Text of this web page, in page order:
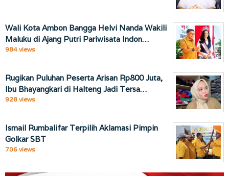
Wali Kota Ambon Bangga Helvi Nanda Wakili
Maluku di Ajang Putri Pariwisata Indon…
984 views
Rugikan Puluhan Peserta Arisan Rp800 Juta,
Ibu Bhayangkari di Halteng Jadi Tersa…
928 views
Ismail Rumbalifar Terpilih Aklamasi Pimpin
Golkar SBT
706 views